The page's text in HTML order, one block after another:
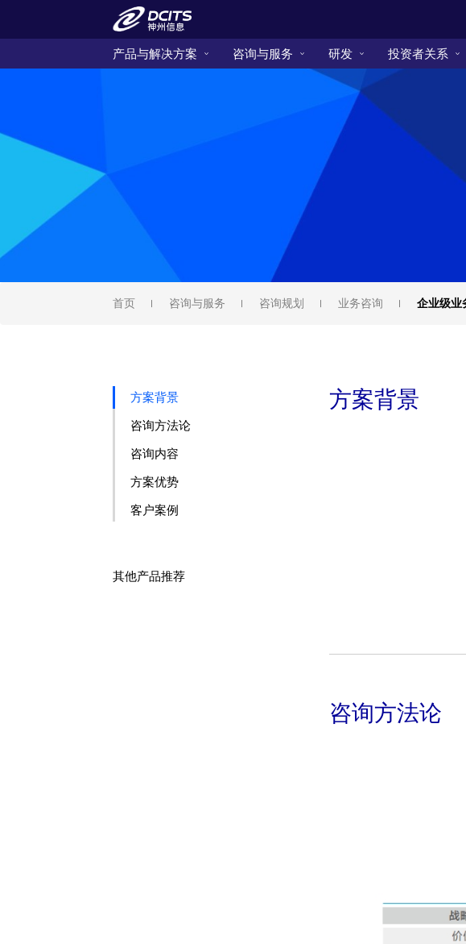
产品与解决方案 咨询与服务 研发 投资者关系
首页 咨询与服务 咨询规划 业务咨询 企业级业
方案背景
咨询方法论
方案背景
咨询方法论
咨询内容
方案优势
客户案例
其他产品推荐